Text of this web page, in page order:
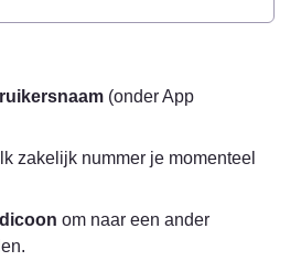
(onder App
zakelijk nummer je momenteel
om naar een ander